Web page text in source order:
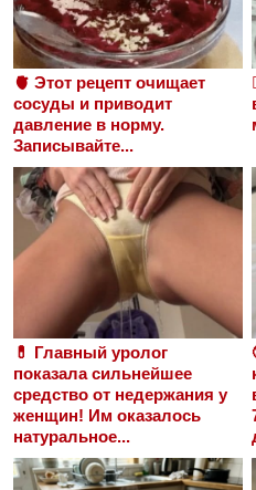
🫀 Этот рецепт очищает
сосуды и приводит
давление в норму.
Записывайте...
💊 Главный уролог
показала сильнейшее
средство от недержания у
женщин! Им оказалось
натуральное...